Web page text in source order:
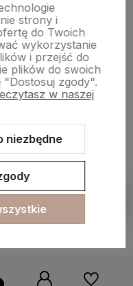
Shoper Modern 3.0™
strony i
do Twoich
wykorzystanie
i przejść do
plików do swoich
"Dostosuj zgody".
w naszej
niezbędne